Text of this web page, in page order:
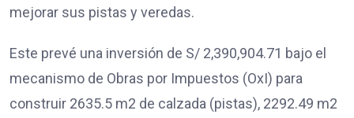
mejorar sus pistas y veredas.
Este prevé una inversión de S/ 2,390,904.71 bajo el
mecanismo de Obras por Impuestos (OxI) para
construir 2635.5 m2 de calzada (pistas), 2292.49 m2